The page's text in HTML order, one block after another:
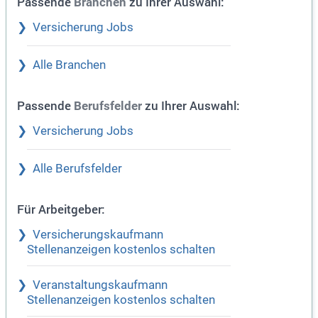
Branchen
Versicherung Jobs
Alle Branchen
Passende Berufsfelder zu Ihrer Auswahl:
Versicherung Jobs
Alle Berufsfelder
Für Arbeitgeber:
Versicherungskaufmann
Stellenanzeigen kostenlos schalten
Veranstaltungskaufmann
Stellenanzeigen kostenlos schalten